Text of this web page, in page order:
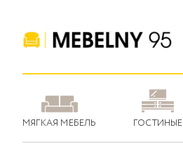
МЯГКАЯ МЕБЕЛЬ ГОСТИНЫЕ